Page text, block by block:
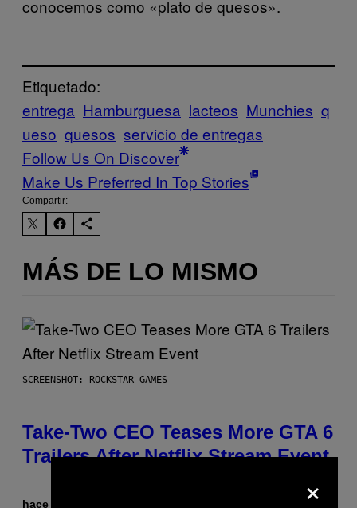
conocemos como «plato de quesos».
Etiquetado:
entrega Hamburguesa lacteos Munchies q
ueso quesos servicio de entregas
Follow Us On Discover
Make Us Preferred In Top Stories
Compartir:
MÁS DE LO MISMO
SCREENSHOT: ROCKSTAR GAMES
Take-Two CEO Teases More GTA 6
Trailers After Netflix Stream Event
hace 1 minuto ×